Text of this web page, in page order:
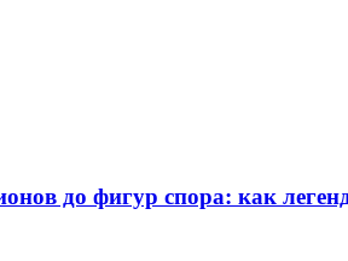
до фигур спора: как